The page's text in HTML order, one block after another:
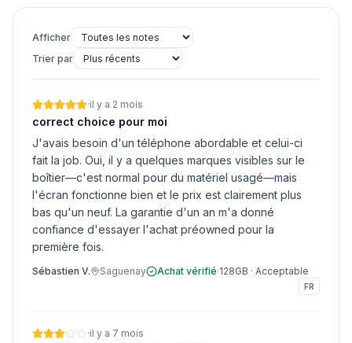
Afficher
Trier par
·il y a 2 mois
correct choice pour moi
J'avais besoin d'un téléphone abordable et celui-ci
fait la job. Oui, il y a quelques marques visibles sur le
boîtier—c'est normal pour du matériel usagé—mais
l'écran fonctionne bien et le prix est clairement plus
bas qu'un neuf. La garantie d'un an m'a donné
confiance d'essayer l'achat préowned pour la
première fois.
Sébastien V. Saguenay Achat vérifié·128GB · Acceptable
FR
·il y a 7 mois